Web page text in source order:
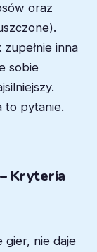
oraz
inna
sobie
to pytanie.
Kryteria
gier, nie daje